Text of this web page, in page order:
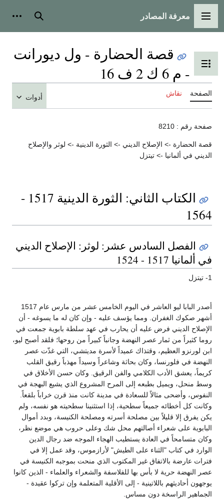
القائمة الرئيسية
معرفة المصادر بحث
تبديل عرض جدول المحتويات
قصة الحضارة - ول ديورانت
- م 6 ك 2 ف 16
الصفحة نقاش أدوات
صفحة رقم : 8210
قصة الحضارة -> الإصلاح الديني -> الثورة الدينية -> لوثر والإصلاح
الديني في ألمانيا -> تيتزل
الكتاب الثاني: الثورة الدينية 1517 -
1564
الفصل السادس عشر: لوثر: الإصلاح الديني
في ألمانيا 1517 - 1524
1- تيتزل
أصدر البابا ليو العاشر في اليوم الخامس عشر من مارس عام 1517
أشهر صكوك الغفران. ومما يؤسف عليه - وإن كان له ما يسوغه - أن
الإصلاح الديني فرض عليه أن يحارب في عهد سلطة بابوية جمعت في
روما كثيراً من ثمار عصر النهضة وجانباً كبيراً من روحها؛ فلقد أصبح ليو،
ابن لورنزو العظيم، وقتذاك عميداً لأسرة مديتشي، التي غذّت عصر
النهضة في فلورنسا، وكان بحاثة وشاعراً وسيداً مهذباً رقيق القلب
كريماً، يعشق الأدب الكلامي والفن الرقيق. وكان حسن الأخلاق في
وسط منحل، ويميل بطبعه إلى المرح المشروع الذي يشيع البهجة في
النفوس، وأضحى مثالاً للسعادة في مدينة كانت منذ قرن خراباً بلقعاً.
وكانت كل أخطائه جميعاً سطحية، إذا استثنينا سطحيته هو نفسه، ولم
يكن يفرق إلا قليلاً بين مصلحة أسرته ومصلحة الكنيسة، وبدد أموال
البابوية على شعراء أصالتهم محل شك وعلى حروب هي موضع نظر،
وكان متسامحاً في العادة يستطيب الهجاء الموجه ضد رجال الدين
الوارد في كتاب "الثناء على الطيش" لأرازموس، وقد عمل إلا في
فترات عارضة بالاتفاق غير المكتوب الذي منحت بموجبه الكنيسة في
عصر النهضة حرية لا بأس بها للفلاسفة والشعراء والعلماء - الذين كانوا
يوجهون أحاديثهم باللاتينية - إلى الأقلية المتعلمة وإن تركوا عقيدة -
الجماهير الراسخة دون مساس.